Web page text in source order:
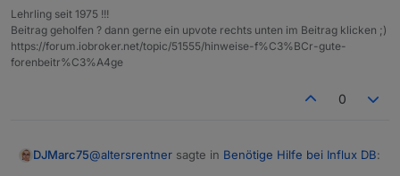
eingeben.
Das ist doch das Passwort aus der influxDB,
oder?
Wenn ja, kann ich ein neues Passwort vergeben?
Lehrling seit 1975 !!!
Beitrag geholfen ? dann gerne ein upvote rechts unten im Beitrag klicken ;)
https://forum.iobroker.net/topic/51555/hinweise-f%C3%BCr-gute-
forenbeitr%C3%A4ge
0
DJMarc75@altersrentner sagte in Benötige Hilfe bei Influx DB: